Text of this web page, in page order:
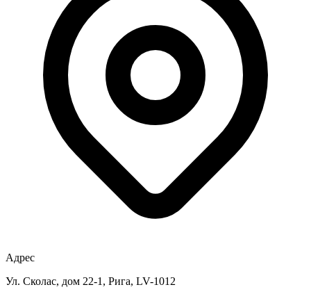
Адрес
Ул. Сколас, дом 22-1, Рига, LV-1012